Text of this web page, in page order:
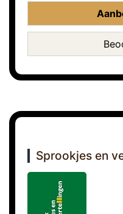
Sprookjes en